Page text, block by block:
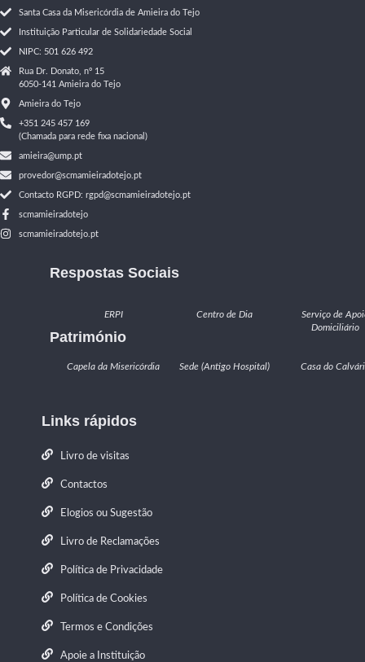
Santa Casa da Misericórdia de Amieira do Tejo
Instituição Particular de Solidariedade Social
NIPC: 501 626 492
Rua Dr. Donato, nº 15
6050-141 Amieira do Tejo
Amieira do Tejo
+351 245 457 169
(Chamada para rede fixa nacional)
amieira@ump.pt
provedor@scmamieiradotejo.pt
Contacto RGPD: rgpd@scmamieiradotejo.pt
scmamieiradotejo
scmamieiradotejo.pt
Respostas Sociais
ERPI Centro de Dia
Serviço de
Domiciliário
Património
Capela da Misericórdia Sede (Antigo Hospital) Casa do
Links rápidos
Livro de visitas
Contactos
Elogios ou Sugestão
Livro de Reclamações
Política de Privacidade
Política de Cookies
Termos e Condições
Apoie a Instituição